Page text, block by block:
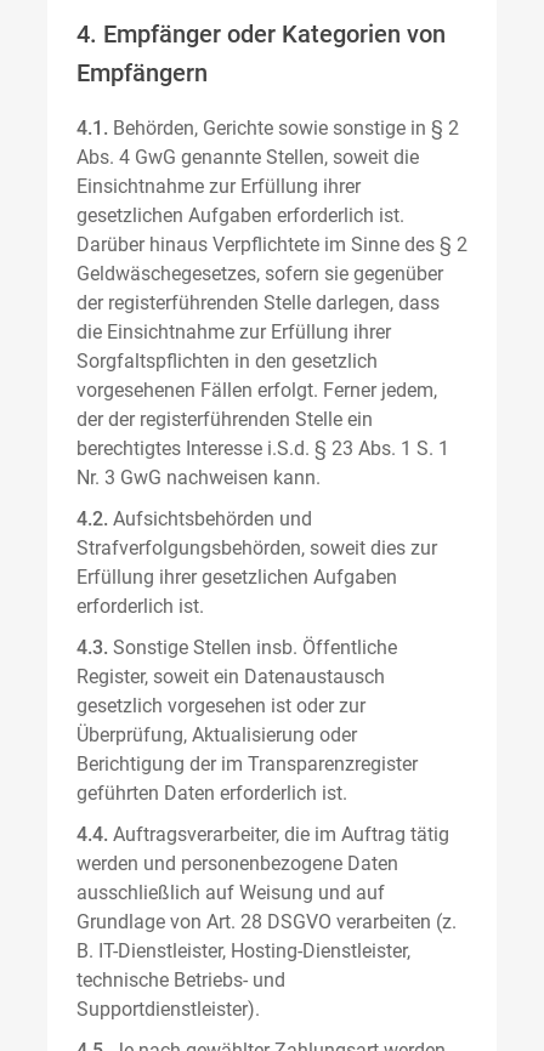
4. Empfänger oder Kategorien von
Empfängern
4.1. Behörden, Gerichte sowie sonstige in § 2
Abs. 4 GwG genannte Stellen, soweit die
Einsichtnahme zur Erfüllung ihrer
gesetzlichen Aufgaben erforderlich ist.
Darüber hinaus Verpflichtete im Sinne des § 2
Geldwäschegesetzes, sofern sie gegenüber
der registerführenden Stelle darlegen, dass
die Einsichtnahme zur Erfüllung ihrer
Sorgfaltspflichten in den gesetzlich
vorgesehenen Fällen erfolgt. Ferner jedem,
der der registerführenden Stelle ein
berechtigtes Interesse i.S.d. § 23 Abs. 1 S. 1
Nr. 3 GwG nachweisen kann.
4.2. Aufsichtsbehörden und
Strafverfolgungsbehörden, soweit dies zur
Erfüllung ihrer gesetzlichen Aufgaben
erforderlich ist.
4.3. Sonstige Stellen insb. Öffentliche
Register, soweit ein Datenaustausch
gesetzlich vorgesehen ist oder zur
Überprüfung, Aktualisierung oder
Berichtigung der im Transparenzregister
geführten Daten erforderlich ist.
4.4. Auftragsverarbeiter, die im Auftrag tätig
werden und personenbezogene Daten
ausschließlich auf Weisung und auf
Grundlage von Art. 28 DSGVO verarbeiten (z.
B. IT-Dienstleister, Hosting-Dienstleister,
technische Betriebs- und
Supportdienstleister).